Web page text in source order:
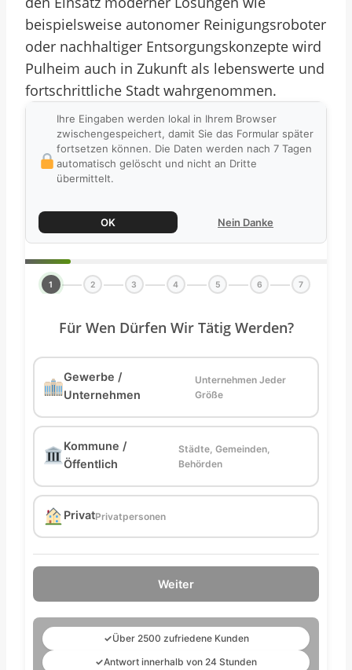
beispielsweise autonomer Reinigungsroboter
oder nachhaltiger Entsorgungskonzepte wird
Pulheim auch in Zukunft als lebenswerte und
fortschrittliche Stadt wahrgenommen.
Ihre Eingaben werden lokal in Ihrem Browser
zwischengespeichert, damit Sie das Formular später
fortsetzen können. Die Daten werden nach 7 Tagen
automatisch gelöscht und nicht an Dritte
übermittelt.
OK Nein Danke
1 2 3 4 5 6 7
Für Wen Dürfen Wir Tätig Werden?
Gewerbe /
Unternehmen
Unternehmen Jeder
Größe
Kommune /
Öffentlich
Städte, Gemeinden,
Behörden
PrivatPrivatpersonen
Weiter
✓Über 2500 zufriedene Kunden
✓Antwort innerhalb von 24 Stunden